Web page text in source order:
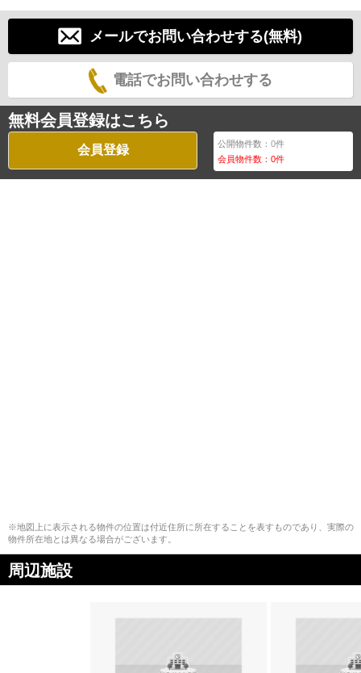
メールでお問い合わせする(無料)
電話でお問い合わせする
無料会員登録はこちら
会員登録 公開物件数：0件
会員物件数：0件
※地図上に表示される物件の位置は付近住所に所在することを表すものであり、実際の
物件所在地とは異なる場合がございます。
周辺施設